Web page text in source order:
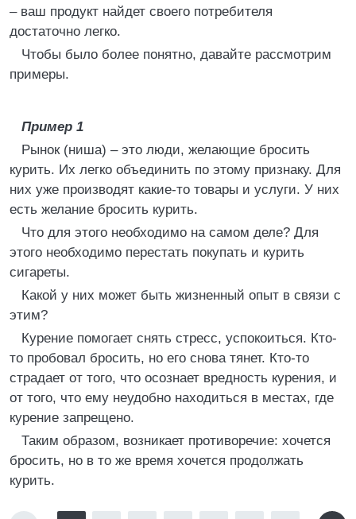
– ваш продукт найдет своего потребителя
достаточно легко.
Чтобы было более понятно, давайте рассмотрим
примеры.
Пример 1
Рынок (ниша) – это люди, желающие бросить
курить. Их легко объединить по этому признаку. Для
них уже производят какие-то товары и услуги. У них
есть желание бросить курить.
Что для этого необходимо на самом деле? Для
этого необходимо перестать покупать и курить
сигареты.
Какой у них может быть жизненный опыт в связи с
этим?
Курение помогает снять стресс, успокоиться. Кто-
то пробовал бросить, но его снова тянет. Кто-то
страдает от того, что осознает вредность курения, и
от того, что ему неудобно находиться в местах, где
курение запрещено.
Таким образом, возникает противоречие: хочется
бросить, но в то же время хочется продолжать
курить.